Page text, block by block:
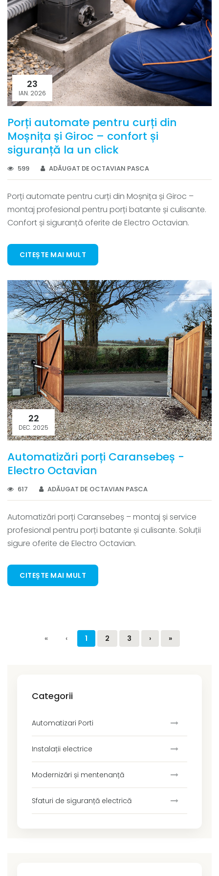
23
IAN. 2026
Porți automate pentru curți din
Moșnița și Giroc – confort și
siguranță la un click
599 ADĂUGAT DE OCTAVIAN PASCA
Porți automate pentru curți din Moșnița și Giroc –
montaj profesional pentru porți batante și culisante.
Confort și siguranță oferite de Electro Octavian.
CITEȘTE MAI MULT
22
DEC. 2025
Automatizări porți Caransebeș -
Electro Octavian
617 ADĂUGAT DE OCTAVIAN PASCA
Automatizări porți Caransebeș – montaj și service
profesional pentru porți batante și culisante. Soluții
sigure oferite de Electro Octavian.
CITEȘTE MAI MULT
« ‹ 1 2 3 › »
Categorii
Automatizari Porti
Instalații electrice
Modernizări și mentenanță
Sfaturi de siguranță electrică